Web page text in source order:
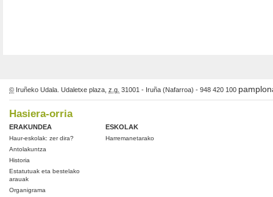
© Iruñeko Udala. Udaletxe plaza, z.g. 31001 - Iruña (Nafarroa) - 948 420 100
Hasiera-orria
ERAKUNDEA
Haur-eskolak: zer dira?
Antolakuntza
Historia
Estatutuak eta bestelako
arauak
Organigrama
ESKOLAK
Harremanetarako